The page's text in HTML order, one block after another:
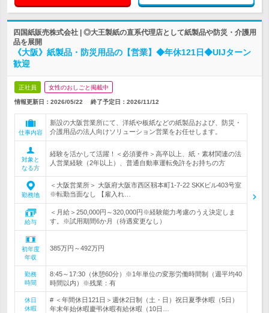
四国紙販売株式会社 | ◎大王製紙の直系代理店として紙製品や防災・介護用
品を展開
《大阪》紙製品・防災用品の【営業】◆年休121日◆UIJターン
歓迎
正社員 女性のおしごと掲載中
情報更新日：2026/05/22 終了予定日： 2026/11/12
仕事内容
新設の大阪営業所にて、洋紙や板紙などの紙製品および、防災・
介護用品の法人向けソリューション営業をお任せします。
対象と
なる方
経験を活かして活躍！＜必須要件＞高卒以上、紙・素材関連の法
人営業経験（2年以上）、普通自動車運転免許をお持ちの方
勤務地
＜大阪営業所＞ 大阪府大阪市西区靱本町1-7-22 SKKビル403号室
※転勤当面なし 【雇入れ…
給与
＜月給＞250,000円～320,000円※経験能力考慮のうえ決定しま
す。※試用期間6か月（待遇変更なし）
初年度
年収
385万円～492万円
勤務
時間
8:45～17:30（休憩60分）※1年単位の変形労働時間制（週平均40
時間以内）※残業：有
休日
休暇
# ＜年間休日121日＞週休2日制（土・日）祝日夏季休暇（5日）
年末年始休暇慶弔休暇有給休暇（10日…